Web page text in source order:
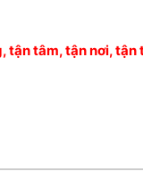
tận tâm, tận nơi, tận